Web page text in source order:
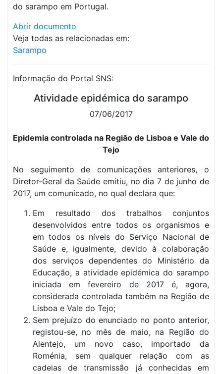
do sarampo em Portugal.
Abrir documento
Veja todas as relacionadas em:
Sarampo
Informação do Portal SNS:
Atividade epidémica do sarampo
07/06/2017
Epidemia controlada na Região de Lisboa e Vale do
Tejo
No seguimento de comunicações anteriores, o
Diretor-Geral da Saúde emitiu, no dia 7 de junho de
2017, um comunicado, no qual declara que:
Em resultado dos trabalhos conjuntos
desenvolvidos entre todos os organismos e
em todos os níveis do Serviço Nacional de
Saúde e, igualmente, devido à colaboração
dos serviços dependentes do Ministério da
Educação, a atividade epidémica do sarampo
iniciada em fevereiro de 2017 é, agora,
considerada controlada também na Região de
Lisboa e Vale do Tejo;
Sem prejuízo do enunciado no ponto anterior,
registou-se, no mês de maio, na Região do
Alentejo, um novo caso, importado da
Roménia, sem qualquer relação com as
cadeias de transmissão já conhecidas em